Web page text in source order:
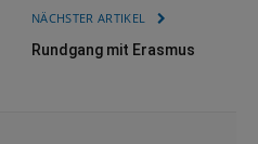
NÄCHSTER ARTIKEL
Rundgang mit Erasmus